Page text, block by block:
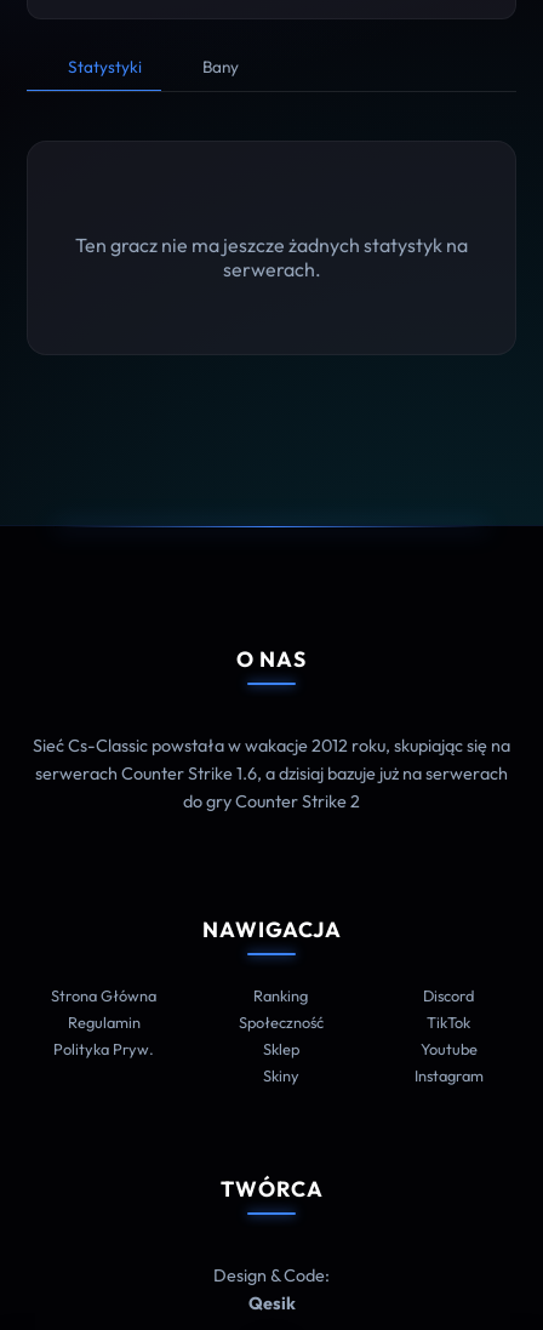
Statystyki Bany
Ten gracz nie ma jeszcze żadnych statystyk na
serwerach.
O NAS
Sieć Cs-Classic powstała w wakacje 2012 roku, skupiając się na
serwerach Counter Strike 1.6, a dzisiaj bazuje już na serwerach
do gry Counter Strike 2
NAWIGACJA
Strona Główna
Regulamin
Polityka Pryw.
Ranking
Społeczność
Sklep
Skiny
Discord
TikTok
Youtube
Instagram
TWÓRCA
Design & Code:
Qesik